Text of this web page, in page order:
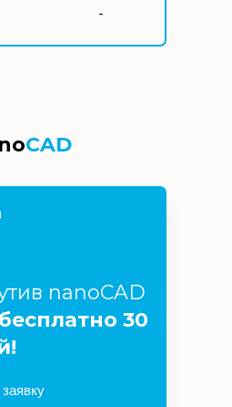
-
CAD
nanoCAD
бесплатно 30